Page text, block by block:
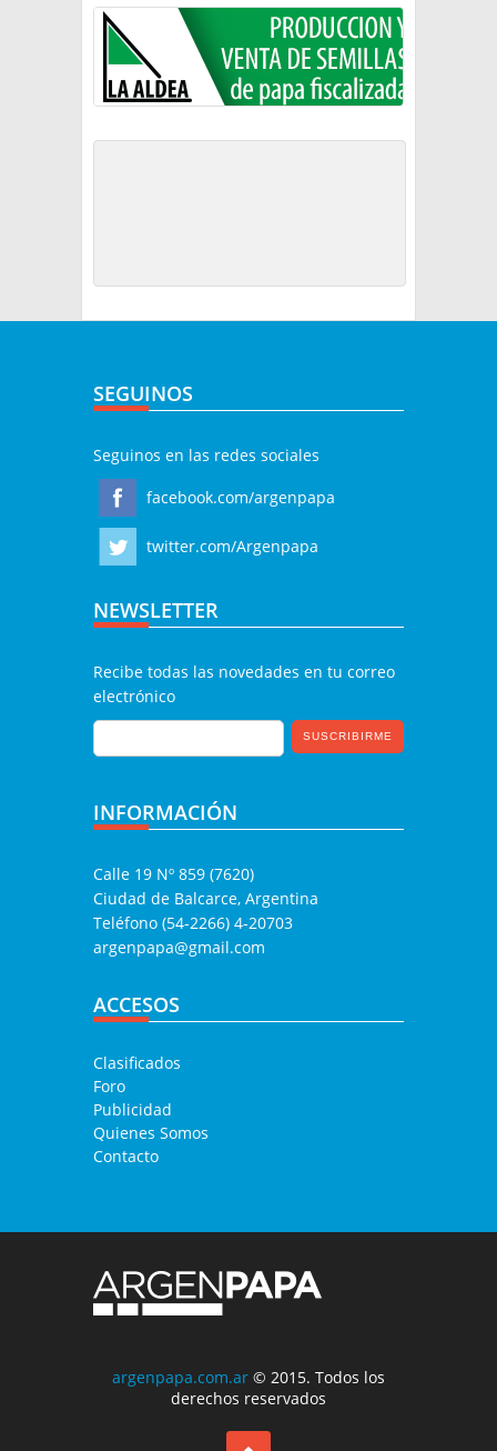
SEGUINOS
Seguinos en las redes sociales
facebook.com/argenpapa
twitter.com/Argenpapa
NEWSLETTER
Recibe todas las novedades en tu correo
electrónico
INFORMACIÓN
Calle 19 Nº 859 (7620)
Ciudad de Balcarce, Argentina
Teléfono (54-2266) 4-20703
argenpapa@gmail.com
ACCESOS
Clasificados
Foro
Publicidad
Quienes Somos
Contacto
argenpapa.com.ar © 2015. Todos los
derechos reservados